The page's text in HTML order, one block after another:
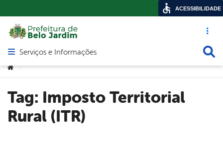
Acesso
Abrir menu principal de navegação
Serviços e Informações
Você está aqui:
>
Tag: Imposto Territorial
Rural (ITR)
ACESSIBILIDADE